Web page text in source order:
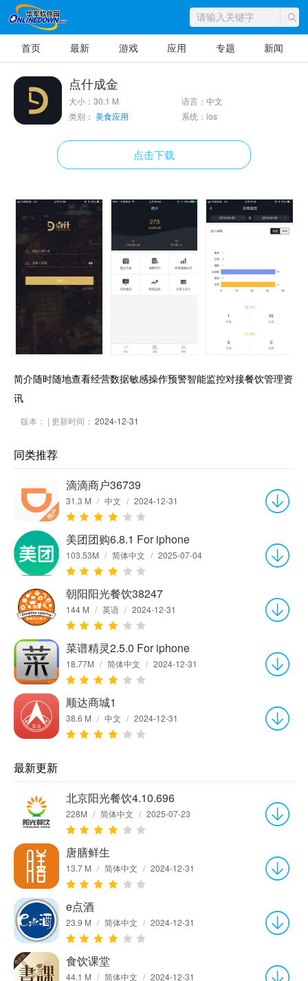
首页 最新 游戏 应用 专题 新闻
点什成金
大小：30.1 M
语言：中文
类别： 美食应用 系统：ios
点击下载
简介随时随地查看经营数据敏感操作预警智能监控对接餐饮管理资
讯
版本： | 更新时间： 2024-12-31
同类推荐
滴滴商户36739
31.3 M / 中文 / 2024-12-31
美团团购6.8.1 For iphone
103.53M / 简体中文 / 2025-07-04
朝阳阳光餐饮38247
144 M / 英语 / 2024-12-31
菜谱精灵2.5.0 For iphone
18.77M / 简体中文 / 2024-12-31
顺达商城1
38.6 M / 中文 / 2024-12-31
最新更新
北京阳光餐饮4.10.696
228M / 简体中文 / 2025-07-23
唐膳鲜生
13.7 M / 简体中文 / 2024-12-31
e点酒
23.9 M / 简体中文 / 2024-12-31
食饮课堂
44.1 M / 简体中文 / 2024-12-31